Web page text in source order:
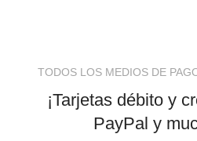
TODOS LOS MEDIOS DE
¡Tarjetas débito y
PayPal y